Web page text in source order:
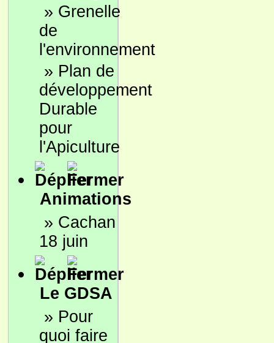
» Grenelle
de
l'environnement
» Plan de
développement
Durable
pour
l'Apiculture
Animations
» Cachan
18 juin
Le GDSA
» Pour
quoi faire